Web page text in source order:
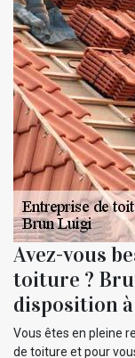
Avez-vous
toiture ?
disposition à
Vous êtes en pleine
de toiture et pour